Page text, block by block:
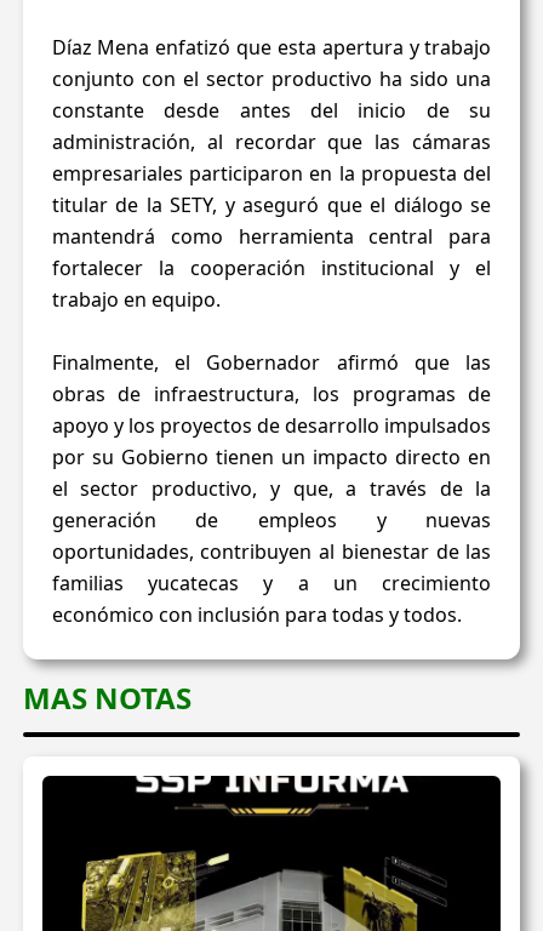
Díaz Mena enfatizó que esta apertura y trabajo
conjunto con el sector productivo ha sido una
constante desde antes del inicio de su
administración, al recordar que las cámaras
empresariales participaron en la propuesta del
titular de la SETY, y aseguró que el diálogo se
mantendrá como herramienta central para
fortalecer la cooperación institucional y el
trabajo en equipo.
Finalmente, el Gobernador afirmó que las
obras de infraestructura, los programas de
apoyo y los proyectos de desarrollo impulsados
por su Gobierno tienen un impacto directo en
el sector productivo, y que, a través de la
generación de empleos y nuevas
oportunidades, contribuyen al bienestar de las
familias yucatecas y a un crecimiento
económico con inclusión para todas y todos.
MAS NOTAS